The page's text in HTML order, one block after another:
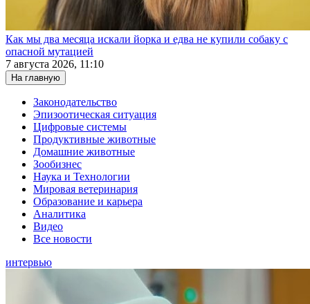
Как мы два месяца искали йорка и едва не купили собаку с
опасной мутацией
7 августа 2026, 11:10
На главную
Законодательство
Эпизоотическая ситуация
Цифровые системы
Продуктивные животные
Домашние животные
Зообизнес
Наука и Технологии
Мировая ветеринария
Образование и карьера
Аналитика
Видео
Все новости
интервью